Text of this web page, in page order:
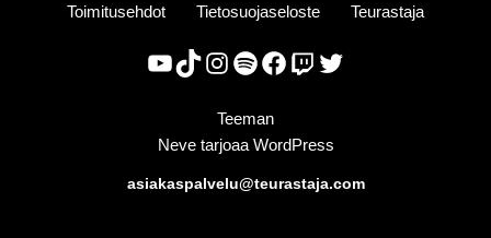
Toimitusehdot Tietosuojaseloste Teurastaja
Teeman
Nevetarjoaa WordPress
asiakaspalvelu@teurastaja.com